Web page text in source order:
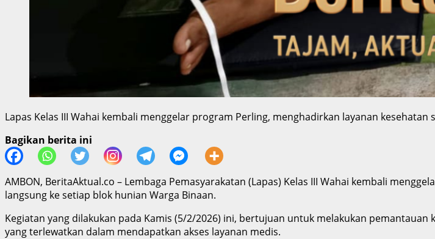
Lapas Kelas III Wahai kembali menggelar program Perling, menghadirkan layanan
Bagikan berita ini
AMBON, BeritaAktual.co – Lembaga Pemasyarakatan (Lapas) Kelas III Wahai kembali
langsung ke setiap blok hunian Warga Binaan.
Kegiatan yang dilakukan pada Kamis (5/2/2026) ini, bertujuan untuk melakukan
yang terlewatkan dalam mendapatkan akses layanan medis.